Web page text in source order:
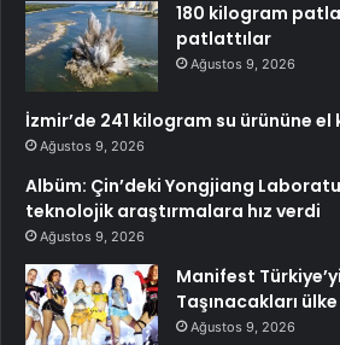
180 kilogram
patlattılar
Ağustos 9, 2026
İzmir’de 241 kilogram su ürününe el
Ağustos 9, 2026
Albüm: Çin’deki Yongjiang
teknolojik araştırmalara hız verdi
Ağustos 9, 2026
Manifest
Taşınacakları
Ağustos 9, 2026